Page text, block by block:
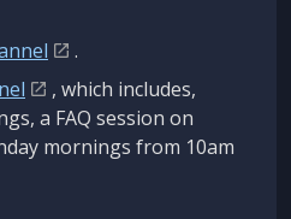
.
, which includes,
a FAQ session on
mornings from 10am